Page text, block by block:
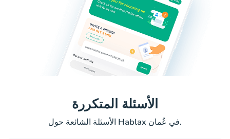
الأسئلة المتكررة
الأسئلة الشائعة حول Hablax في عُمان.